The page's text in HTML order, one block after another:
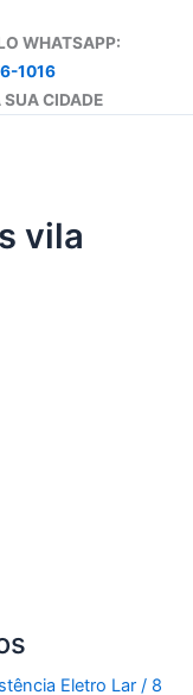
WHATSAPP:
1016
SUA CIDADE
vila
Eletro Lar/ 8